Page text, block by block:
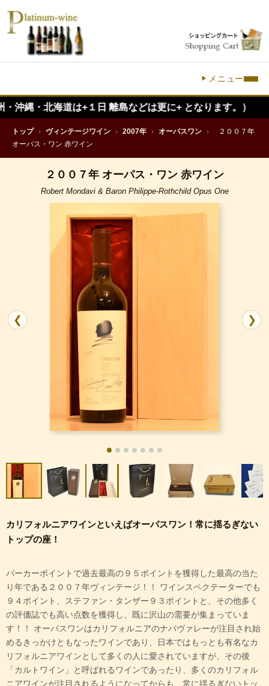
メニュー
道は+１日 離島などは更に+ となります。）
トップ › ヴィンテージワイン › 2007年 › オーパスワン ›
２００７年
オーパス・ワン 赤ワイン
２００７年 オーパス・ワン 赤ワイン
Robert Mondavi & Baron Philippe-Rothchild Opus One
❮ ❯
カリフォルニアワインといえばオーパスワン！常に揺るぎない
トップの座！
パーカーポイントで過去最高の９５ポイントを獲得した最高の当た
り年である２００７年ヴィンテージ！！ ワインスペクテーターでも
９４ポイント、ステファン・タンザー９３ポイントと、その他多く
の評価誌でも高い点数を獲得し、既に沢山の需要が集まっていま
す！！ オーパスワンはカリフォルニアのナパヴァレーが注目され始
めるきっかけともなったワインであり、日本ではもっとも有名なカ
リフォルニアワインとして多くの人に愛されていますが、その後
「カルトワイン」と呼ばれるワインであったり、多くのカリフォル
ニアワインが注目されるようになってからも、常に揺るぎないトッ